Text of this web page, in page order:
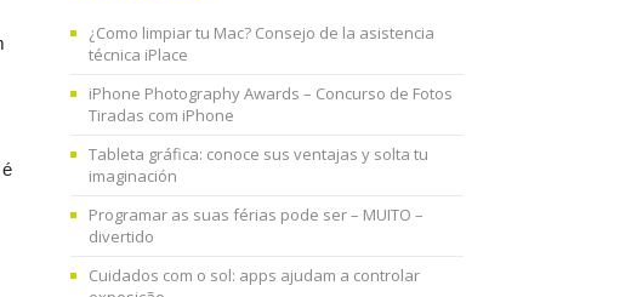
¿Como limpiar tu Mac? Consejo de la asistencia
técnica iPlace
iPhone Photography Awards – Concurso de Fotos
Tiradas com iPhone
Tableta gráfica: conoce sus ventajas y solta tu
imaginación
Programar as suas férias pode ser – MUITO –
divertido
Cuidados com o sol: apps ajudam a controlar